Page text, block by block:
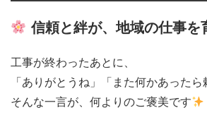
信頼と絆が、地域の仕事を
工事が終わったあとに、
「ありがとうね」「また何かあったら
そんな一言が、何よりのご褒美です